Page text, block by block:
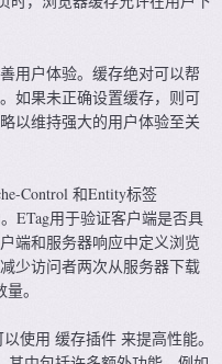
用户体验。缓存绝对可以帮
如果未正确设置缓存，则可
以维持强大的用户体验至关
Control 和Entity标签
ETag用于验证客户端是否具
端和服务器响应中定义浏览
少访问者两次从服务器下载
。
使用 缓存插件 来提高性能。